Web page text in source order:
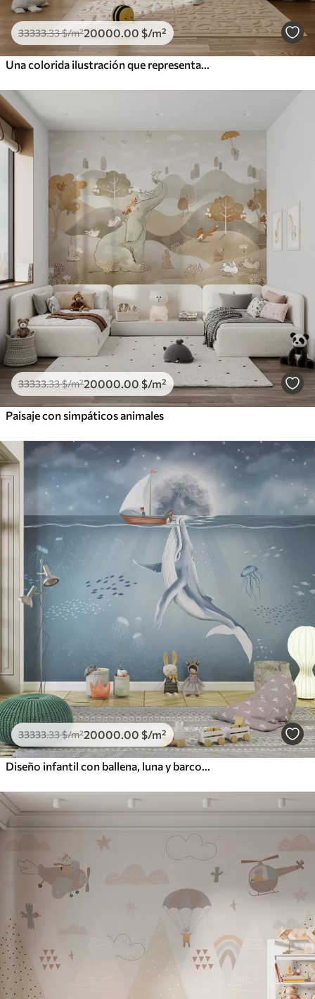
33333.33$/m²20000 .00 $/m²
33333.33$/m²20000.00 $/m²
Paisaje con simpáticos animales
33333.33$/m²20000 .00 $/m²